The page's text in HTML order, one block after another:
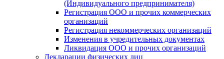
(Индивидуального предпринимателя)
Регистрация ООО и прочих коммерческих
организаций
Регистрация некоммерческих организаций
Изменения в учредительных документах
Ликвидация ООО и прочих организаций
Декларации физических лиц